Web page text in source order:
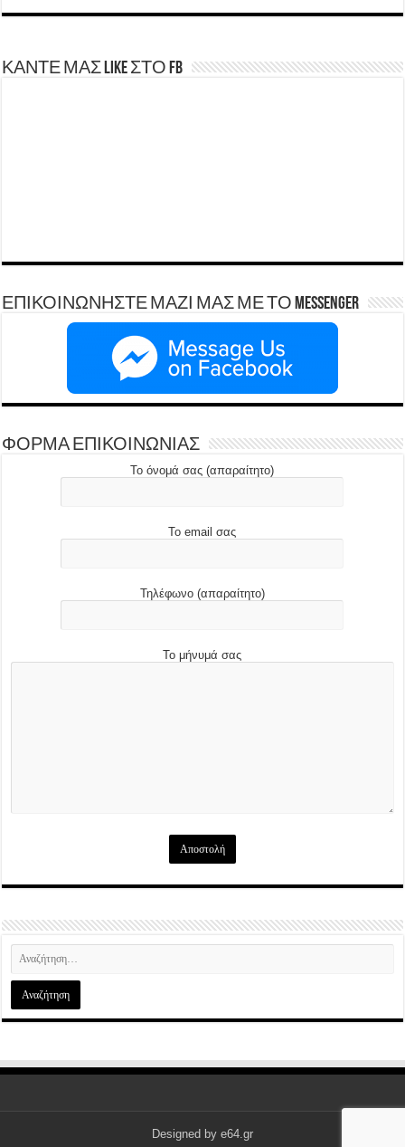
ΚΑΝΤΕ ΜΑΣ LIKE ΣΤΟ FB
ΕΠΙΚΟΙΝΩΝΗΣΤΕ ΜΑΖΙ ΜΑΣ ΜΕ ΤΟ Messenger
ΦΟΡΜΑ ΕΠΙΚΟΙΝΩΝΙΑΣ
Το όνομά σας (απαραίτητο)
Το email σας
Τηλέφωνο (απαραίτητο)
Το μήνυμά σας
Designed by e64.gr